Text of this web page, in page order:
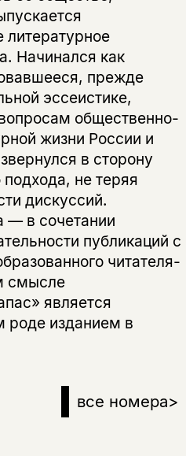
литературное
Начинался как
прежде
эссеистике,
общественно-
жизни России и
в сторону
подхода, не теряя
дискуссий.
— в сочетании
публикаций с
читателя-
смысле
является
роде изданием в
все номера>
назад